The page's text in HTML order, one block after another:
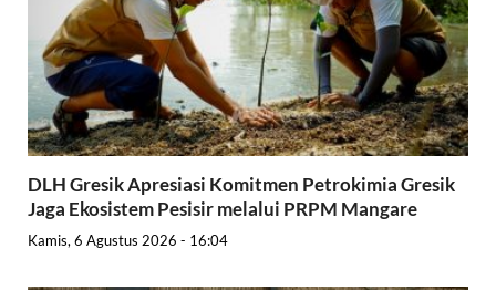
DLH Gresik Apresiasi Komitmen Petrokimia Gresik
Jaga Ekosistem Pesisir melalui PRPM Mangare
Kamis, 6 Agustus 2026 - 16:04